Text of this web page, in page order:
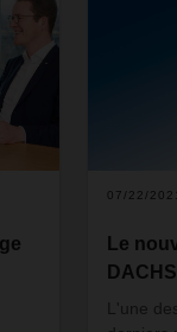
07/22/
Le
L'une